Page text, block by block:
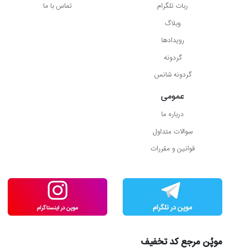
ربات تلگرام
وبلاگ
رویدادها
گردونه
گردونه شانس
تماس با ما
عمومی
درباره ما
سوالات متداول
قوانین و مقررات
موپُن مرجع کد تخفیف